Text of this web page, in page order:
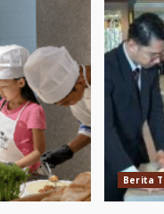
Berita